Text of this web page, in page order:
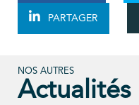
PARTAGER
NOS AUTRES
Actualités